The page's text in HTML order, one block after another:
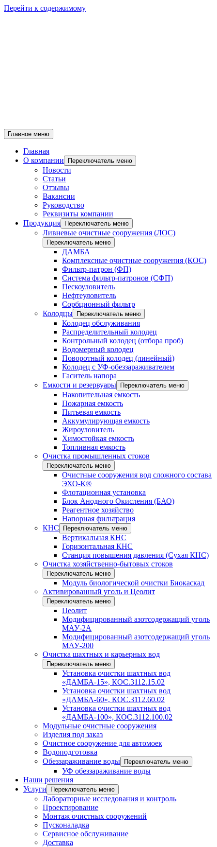
Перейти к содержимому
Главное меню
Главная
О компании
Переключатель меню
Новости
Статьи
Отзывы
Вакансии
Руководство
Реквизиты компании
Продукция
Переключатель меню
Ливневые очистные сооружения (ЛОС)
Переключатель меню
ДАМБА
Комплексные очистные сооружения (КОС)
Фильтр-патрон (ФП)
Система фильтр-патронов (СФП)
Пескоуловитель
Нефтеуловитель
Сорбционный фильтр
Колодцы
Переключатель меню
Колодец обслуживания
Распределительный колодец
Контрольный колодец (отбора проб)
Водомерный колодец
Поворотный колодец (линейный)
Колодец с УФ-обеззараживателем
Гаситель напора
Емкости и резервуары
Переключатель меню
Накопительная емкость
Пожарная емкость
Питьевая емкость
Аккумулирующая емкость
Жироуловитель
Химостойкая емкость
Топливная емкость
Очистка промышленных стоков
Переключатель меню
Очистные сооружения вод сложного состава
ЭХО-К®
Флотационная установка
Блок Анодного Окисления (БАО)
Реагентное хозяйство
Напорная фильтрация
КНС
Переключатель меню
Вертикальная КНС
Горизонтальная КНС
Станция повышения давления (Сухая КНС)
Очистка хозяйственно-бытовых стоков
Переключатель меню
Модуль биологической очистки Биокаскад
Активированный уголь и Цеолит
Переключатель меню
Цеолит
Модифицированный азотсодержащий уголь
МАУ-2А
Модифицированный азотсодержащий уголь
МАУ-200
Очистка шахтных и карьерных вод
Переключатель меню
Установка очистки шахтных вод
«ДАМБА-15», КОС.3112.15.02
Установка очистки шахтных вод
«ДАМБА-60», КОС.3112.60.02
Установка очистки шахтных вод
«ДАМБА-100», КОС.3112.100.02
Модульные очистные сооружения
Изделия под заказ
Очистное сооружение для автомоек
Водоподготовка
Обеззараживание воды
Переключатель меню
УФ обеззараживание воды
Наши решения
Услуги
Переключатель меню
Лабораторные исследования и контроль
Проектирование
Монтаж очистных сооружений
Пусконаладка
Сервисное обслуживание
Доставка